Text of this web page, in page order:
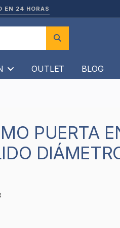
EN 24 HORAS
OUTLET BLOG